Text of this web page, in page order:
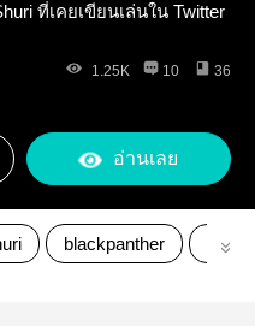
ที่เคยเขียนเล่นใน Twitter
1.25K 10 36
อ่านเลย
blackpanther